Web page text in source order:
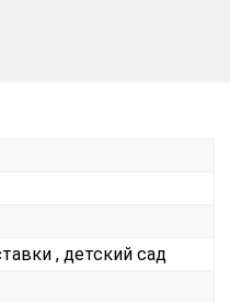
, детский сад